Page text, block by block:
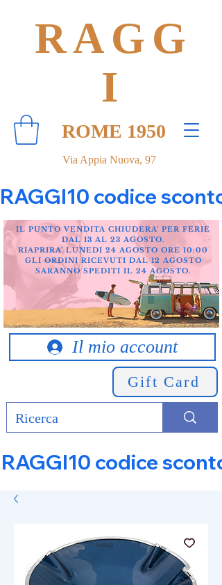
Via Appia Nuova, 97
RAGG
I
ROME 1950
RAGGI10 codice
Il mio account
Gift Card
IL PUNTO VENDITA CHIUDERA' PER FERIE
DAL 13 AL 23 AGOSTO.
RIAPRIRA' LUNEDI 24 AGOSTO ORE 10:00
GLI ORDINI RICEVUTI DAL 12 AGOSTO
SARANNO SPEDITI IL 24 AGOSTO.
RAGGI10 codice